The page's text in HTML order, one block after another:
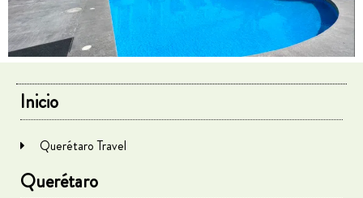
Inicio
Querétaro Travel
Querétaro